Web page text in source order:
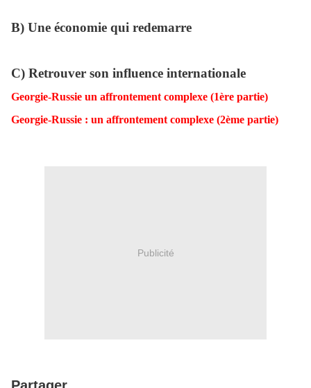
B) Une économie qui redemarre
C) Retrouver son influence internationale
Georgie-Russie un affrontement complexe (1ère partie)
Georgie-Russie : un affrontement complexe (2ème partie)
Publicité